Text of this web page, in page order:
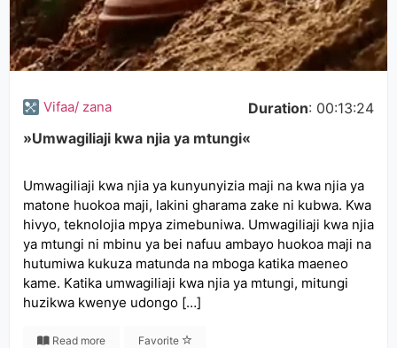
Vifaa/ zana Duration: 00:13:24
»Umwagiliaji kwa njia ya mtungi«
Umwagiliaji kwa njia ya kunyunyizia maji na kwa njia ya
matone huokoa maji, lakini gharama zake ni kubwa. Kwa
hivyo, teknolojia mpya zimebuniwa. Umwagiliaji kwa njia
ya mtungi ni mbinu ya bei nafuu ambayo huokoa maji na
hutumiwa kukuza matunda na mboga katika maeneo
kame. Katika umwagiliaji kwa njia ya mtungi, mitungi
huzikwa kwenye udongo […]
Read more Favorite